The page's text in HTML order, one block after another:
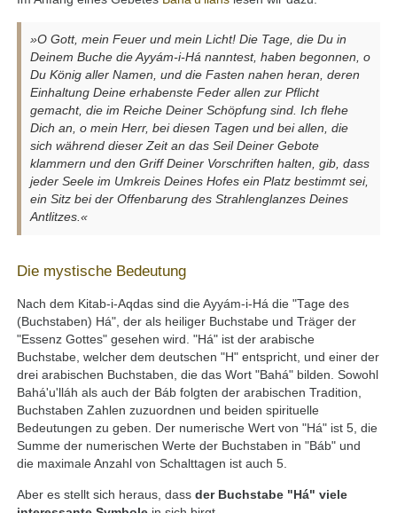
»O Gott, mein Feuer und mein Licht! Die Tage, die Du in
Deinem Buche die Ayyám-i-Há nanntest, haben begonnen, o
Du König aller Namen, und die Fasten nahen heran, deren
Einhaltung Deine erhabenste Feder allen zur Pflicht
gemacht, die im Reiche Deiner Schöpfung sind. Ich flehe
Dich an, o mein Herr, bei diesen Tagen und bei allen, die
sich während dieser Zeit an das Seil Deiner Gebote
klammern und den Griff Deiner Vorschriften halten, gib, dass
jeder Seele im Umkreis Deines Hofes ein Platz bestimmt sei,
ein Sitz bei der Offenbarung des Strahlenglanzes Deines
Antlitzes.«
Die mystische Bedeutung
Nach dem Kitab-i-Aqdas sind die Ayyám-i-Há die "Tage des
(Buchstaben) Há", der als heiliger Buchstabe und Träger der
"Essenz Gottes" gesehen wird. "Há" ist der arabische
Buchstabe, welcher dem deutschen "H" entspricht, und einer der
drei arabischen Buchstaben, die das Wort "Bahá" bilden. Sowohl
Bahá'u'lláh als auch der Báb folgten der arabischen Tradition,
Buchstaben Zahlen zuzuordnen und beiden spirituelle
Bedeutungen zu geben. Der numerische Wert von "Há" ist 5, die
Summe der numerischen Werte der Buchstaben in "Báb" und
die maximale Anzahl von Schalttagen ist auch 5.
Aber es stellt sich heraus, dassder Buchstabe "Há" viele